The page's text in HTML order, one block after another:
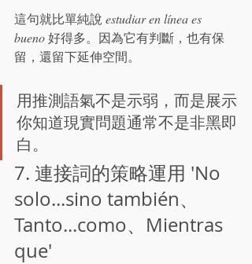
這句就比單純說 estudiar en línea es
bueno 好得多。因為它有判斷，也有保
留，還留下延伸空間。
用推測語氣不是示弱，而是展示
你知道現實問題通常不是非黑即
白。
7. 連接詞的策略運用 'No
solo...sino también、
Tanto...como、Mientras
que'